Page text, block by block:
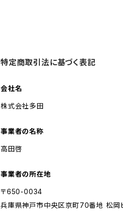
特定商取引法に基づく表記
会社名
株式会社多田
事業者の名称
高田啓
事業者の所在地
〒650-0034
兵庫県神戸市中央区京町70番地 松岡